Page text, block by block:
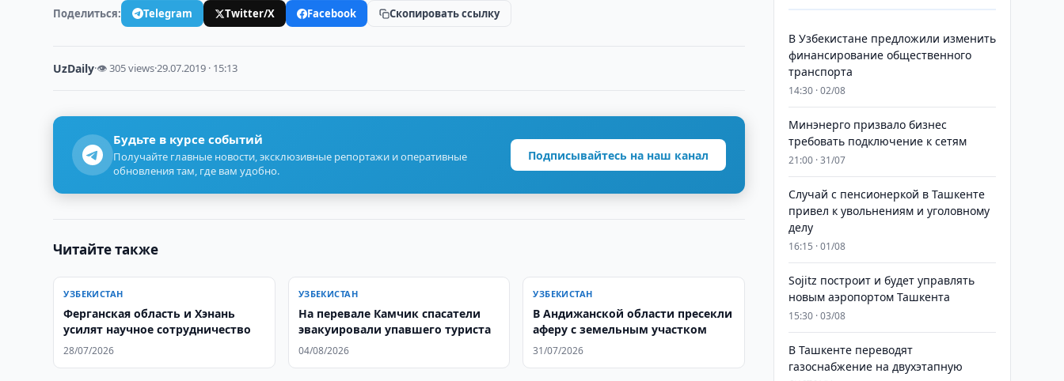
Поделиться: Telegram Twitter/X Facebook Скопировать ссылку
UzDaily·👁 305 views·29.07.2019 · 15:13
Будьте в курсе событий
Получайте главные новости, эксклюзивные репортажи и оперативные
обновления там, где вам удобно.
Подписывайтесь на наш канал
Читайте также
УЗБЕКИСТАН
Ферганская область и Хэнань
усилят научное сотрудничество
28/07/2026
УЗБЕКИСТАН
На перевале Камчик спасатели
эвакуировали упавшего туриста
04/08/2026
УЗБЕКИСТАН
В Андижанской области пресекли
аферу с земельным участком
31/07/2026
В Узбекистане предложили изменить
финансирование общественного
транспорта
14:30 · 02/08
Минэнерго призвало бизнес
требовать подключение к сетям
21:00 · 31/07
Случай с пенсионеркой в Ташкенте
привел к увольнениям и уголовному
делу
16:15 · 01/08
Sojitz построит и будет управлять
новым аэропортом Ташкента
15:30 · 03/08
В Ташкенте переводят
газоснабжение на двухэтапную